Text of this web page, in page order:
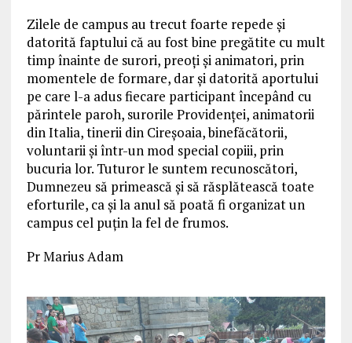
Zilele de campus au trecut foarte repede și
datorită faptului că au fost bine pregătite cu mult
timp înainte de surori, preoți și animatori, prin
momentele de formare, dar și datorită aportului
pe care l-a adus fiecare participant începând cu
părintele paroh, surorile Providenței, animatorii
din Italia, tinerii din Cireșoaia, binefăcătorii,
voluntarii și într-un mod special copiii, prin
bucuria lor. Tuturor le suntem recunoscători,
Dumnezeu să primească și să răsplătească toate
eforturile, ca și la anul să poată fi organizat un
campus cel puțin la fel de frumos.
Pr Marius Adam